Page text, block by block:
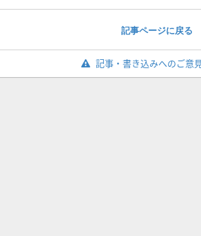
記事ページに戻る
記事・書き込みへのご意